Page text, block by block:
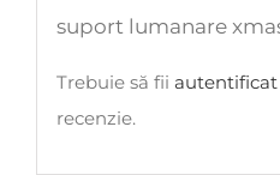
suport lumanare
Trebuie să fii autentificat
recenzie.